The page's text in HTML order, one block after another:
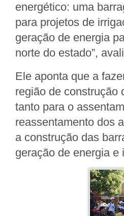
energético: uma
para projetos de
geração de energia
norte do estado”,
Ele aponta que a
região de construção
tanto para o
reassentamento dos
a construção das
geração de energia e